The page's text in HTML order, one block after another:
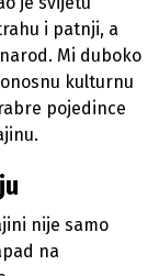
i patnji, a
Mi duboko
kulturnu
pojedince
nije samo
na